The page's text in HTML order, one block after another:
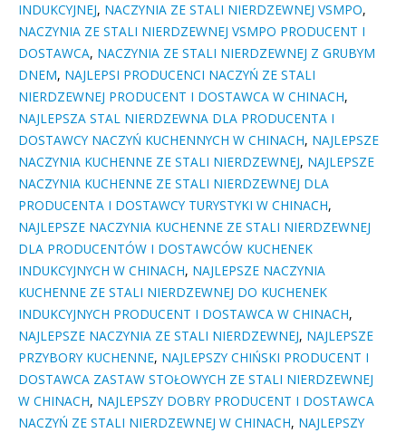
INDUKCYJNEJ, NACZYNIA ZE STALI NIERDZEWNEJ VSMPO,
NACZYNIA ZE STALI NIERDZEWNEJ VSMPO PRODUCENT I
DOSTAWCA, NACZYNIA ZE STALI NIERDZEWNEJ Z GRUBYM
DNEM, NAJLEPSI PRODUCENCI NACZYŃ ZE STALI
NIERDZEWNEJ PRODUCENT I DOSTAWCA W CHINACH,
NAJLEPSZA STAL NIERDZEWNA DLA PRODUCENTA I
DOSTAWCY NACZYŃ KUCHENNYCH W CHINACH, NAJLEPSZE
NACZYNIA KUCHENNE ZE STALI NIERDZEWNEJ, NAJLEPSZE
NACZYNIA KUCHENNE ZE STALI NIERDZEWNEJ DLA
PRODUCENTA I DOSTAWCY TURYSTYKI W CHINACH,
NAJLEPSZE NACZYNIA KUCHENNE ZE STALI NIERDZEWNEJ
DLA PRODUCENTÓW I DOSTAWCÓW KUCHENEK
INDUKCYJNYCH W CHINACH, NAJLEPSZE NACZYNIA
KUCHENNE ZE STALI NIERDZEWNEJ DO KUCHENEK
INDUKCYJNYCH PRODUCENT I DOSTAWCA W CHINACH,
NAJLEPSZE NACZYNIA ZE STALI NIERDZEWNEJ, NAJLEPSZE
PRZYBORY KUCHENNE, NAJLEPSZY CHIŃSKI PRODUCENT I
DOSTAWCA ZASTAW STOŁOWYCH ZE STALI NIERDZEWNEJ
W CHINACH, NAJLEPSZY DOBRY PRODUCENT I DOSTAWCA
NACZYŃ ZE STALI NIERDZEWNEJ W CHINACH, NAJLEPSZY